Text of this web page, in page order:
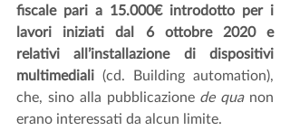
fiscale pari a 15.000€ introdotto per i
lavori iniziati dal 6 ottobre 2020 e
relativi all’installazione di dispositivi
multimediali (cd. Building automation),
che, sino alla pubblicazione de qua non
erano interessati da alcun limite.